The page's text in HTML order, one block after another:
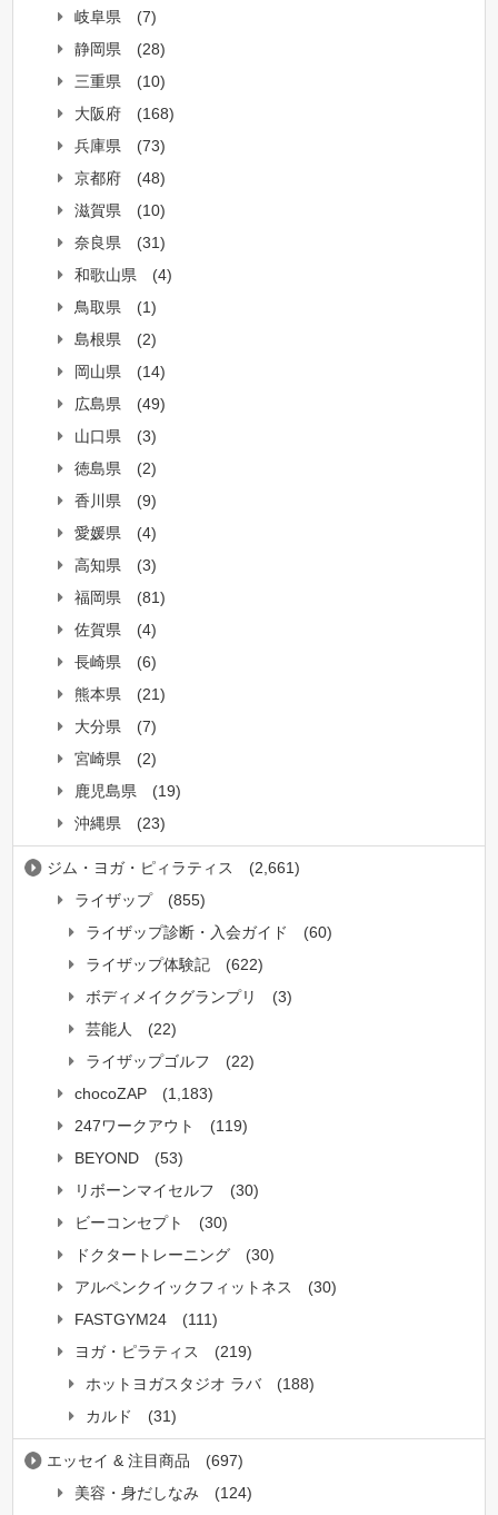
岐阜県
(7)
静岡県
(28)
三重県
(10)
大阪府
(168)
兵庫県
(73)
京都府
(48)
滋賀県
(10)
奈良県
(31)
和歌山県
(4)
鳥取県
(1)
島根県
(2)
岡山県
(14)
広島県
(49)
山口県
(3)
徳島県
(2)
香川県
(9)
愛媛県
(4)
高知県
(3)
福岡県
(81)
佐賀県
(4)
長崎県
(6)
熊本県
(21)
大分県
(7)
宮崎県
(2)
鹿児島県
(19)
沖縄県
(23)
ジム・ヨガ・ピィラティス
(2,661)
ライザップ
(855)
ライザップ診断・入会ガイド
(60)
ライザップ体験記
(622)
ボディメイクグランプリ
(3)
芸能人
(22)
ライザップゴルフ
(22)
chocoZAP
(1,183)
247ワークアウト
(119)
BEYOND
(53)
リボーンマイセルフ
(30)
ビーコンセプト
(30)
ドクタートレーニング
(30)
アルペンクイックフィットネス
(30)
FASTGYM24
(111)
ヨガ・ピラティス
(219)
ホットヨガスタジオ ラバ
(188)
カルド
(31)
エッセイ & 注目商品
(697)
美容・身だしなみ
(124)